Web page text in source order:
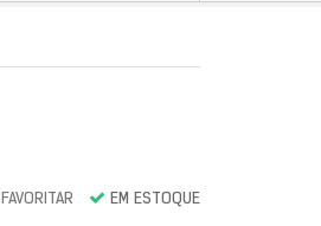
FAVORITAR EM ESTOQUE